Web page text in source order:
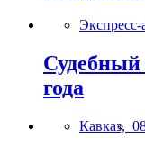
Экспресс-
Судебный
года
Кавказ,